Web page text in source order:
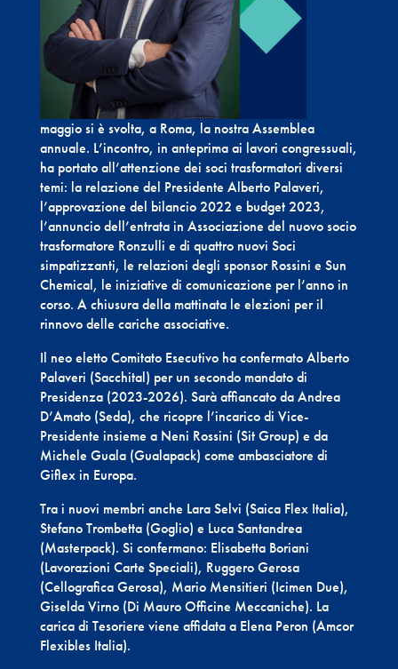
maggio si è svolta, a Roma, la nostra Assemblea
annuale. L’incontro, in anteprima ai lavori congressuali,
ha portato all’attenzione dei soci trasformatori diversi
temi: la relazione del Presidente Alberto Palaveri,
l’approvazione del bilancio 2022 e budget 2023,
l’annuncio dell’entrata in Associazione del nuovo socio
trasformatore Ronzulli e di quattro nuovi Soci
simpatizzanti, le relazioni degli sponsor Rossini e Sun
Chemical, le iniziative di comunicazione per l’anno in
corso. A chiusura della mattinata le elezioni per il
rinnovo delle cariche associative.
Il neo eletto Comitato Esecutivo ha confermato Alberto
Palaveri (Sacchital) per un secondo mandato di
Presidenza (2023-2026). Sarà affiancato da Andrea
D’Amato (Seda), che ricopre l’incarico di Vice-
Presidente insieme a Neni Rossini (Sit Group) e da
Michele Guala (Gualapack) come ambasciatore di
Giflex in Europa.
Tra i nuovi membri anche Lara Selvi (Saica Flex Italia),
Stefano Trombetta (Goglio) e Luca Santandrea
(Masterpack). Si confermano: Elisabetta Boriani
(Lavorazioni Carte Speciali), Ruggero Gerosa
(Cellografica Gerosa), Mario Mensitieri (Icimen Due),
Giselda Virno (Di Mauro Officine Meccaniche). La
carica di Tesoriere viene affidata a Elena Peron (Amcor
Flexibles Italia).